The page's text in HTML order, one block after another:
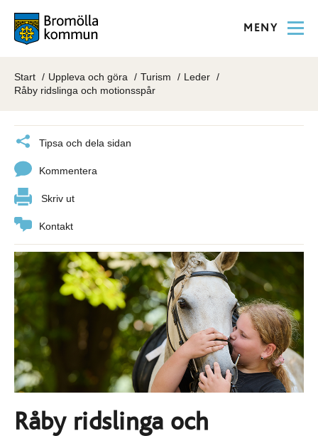
MENY
Start Uppleva och göra Turism
Leder
Råby ridslinga och motionsspår
Tipsa och dela sidan
Kommentera
Skriv ut
Kontakt
Råby ridslinga och